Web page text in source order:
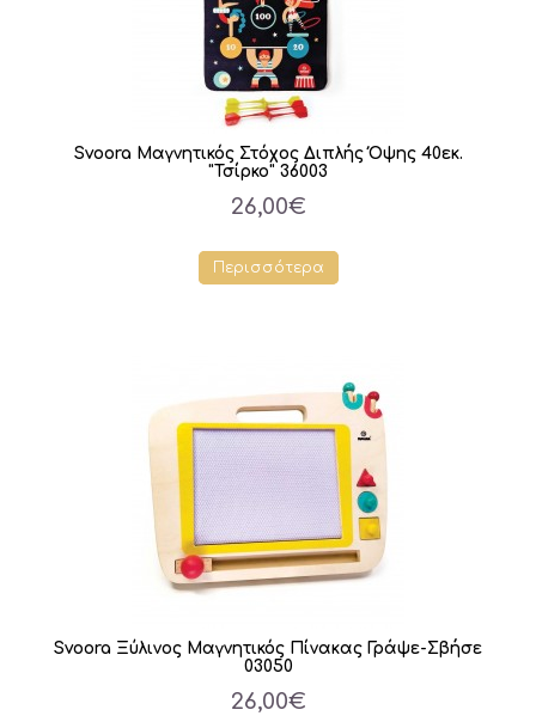
Svoora Μαγνητικός Στόχος Διπλής Όψης 40εκ.
"Τσίρκο" 36003
26,00€
Περισσότερα
Svoora Ξύλινος Μαγνητικός Πίνακας Γράψε-Σβήσε
03050
26,00€